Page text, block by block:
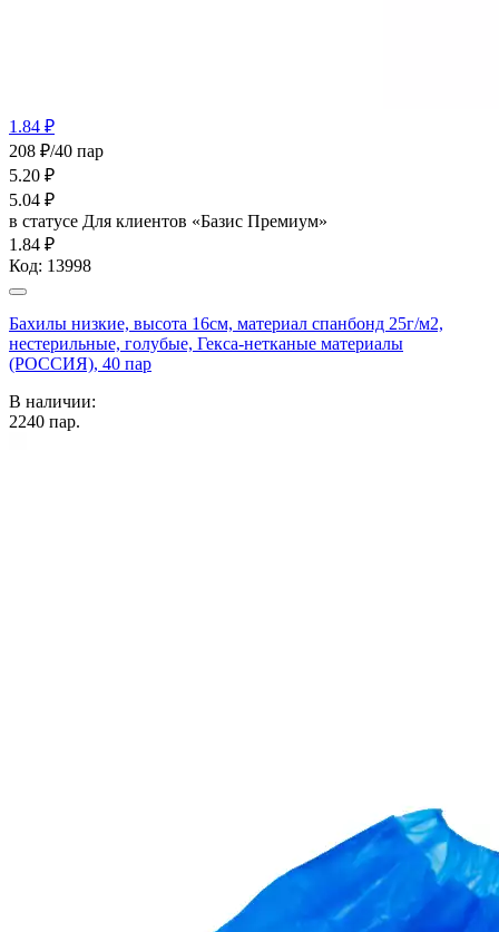
1.84 ₽
208 ₽/40 пар
5.20 ₽
5.04 ₽
в статусе Для клиентов «Базис Премиум»
1.84 ₽
Код: 13998
Бахилы низкие, высота 16см, материал спанбонд 25г/м2,
нестерильные, голубые, Гекса-нетканые материалы
(РОССИЯ), 40 пар
В наличии:
2240 пар.